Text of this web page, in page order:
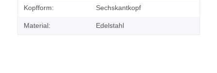
Kopfform: Sechskantkopf
Material: Edelstahl